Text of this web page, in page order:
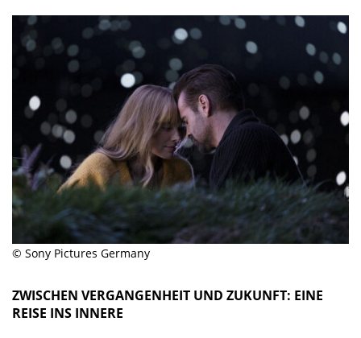
© Sony Pictures Germany
ZWISCHEN VERGANGENHEIT UND ZUKUNFT: EINE
REISE INS INNERE